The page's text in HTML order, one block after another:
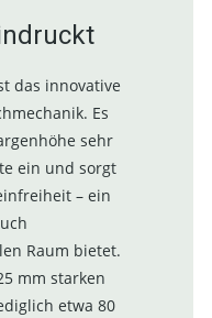
das innovative
Es
sehr
ein und sorgt
– ein
Raum bietet.
mm starken
etwa 80